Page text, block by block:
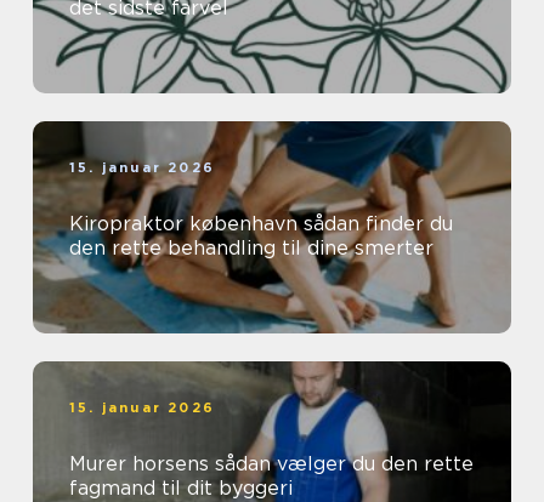
det sidste farvel
15. januar 2026
Kiropraktor københavn sådan finder du
den rette behandling til dine smerter
15. januar 2026
Murer horsens sådan vælger du den rette
fagmand til dit byggeri